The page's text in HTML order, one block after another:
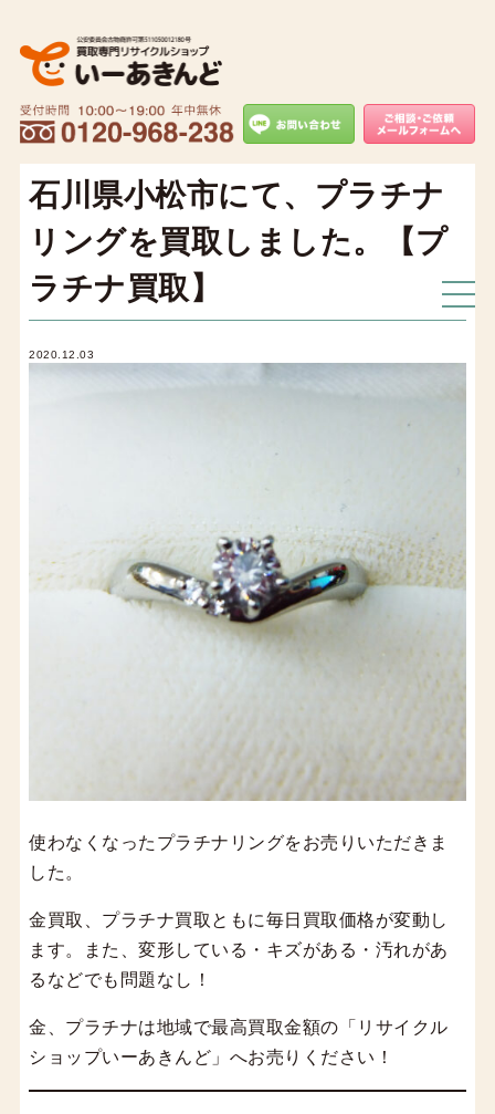
石川県小松市にて、プラチナ
リングを買取しました。【プ
ラチナ買取】
2020.12.03
使わなくなったプラチナリングをお売りいただきま
した。
金買取、プラチナ買取ともに毎日買取価格が変動し
ます。また、変形している・キズがある・汚れがあ
るなどでも問題なし！
金、プラチナは地域で最高買取金額の「リサイクル
ショップいーあきんど」へお売りください！